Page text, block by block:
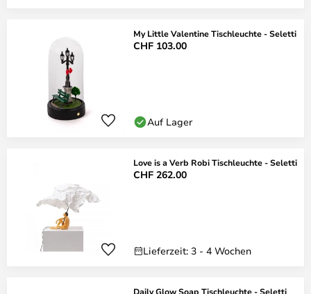
My Little Valentine Tischleuchte - Seletti
CHF 103.00
Auf Lager
Love is a Verb Robi Tischleuchte - Seletti
CHF 262.00
Lieferzeit: 3 - 4 Wochen
Daily Glow Soap Tischleuchte - Seletti